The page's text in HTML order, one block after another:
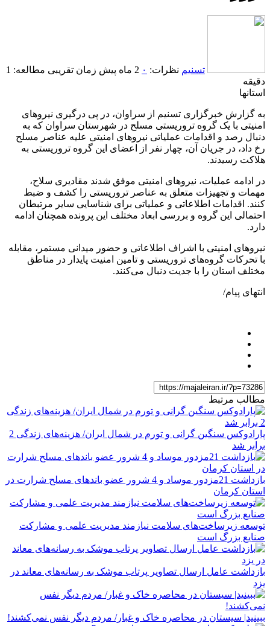
تسنیم نظرات: ۰ 2 ماه پیش
زمان تقریبی مطالعه: 1
دقیقه
استانها
به گزارش خبرگزاری تسنیم از سراوان، در پی درگیری نیروهای
امنیتی با یک گروه تروریستی مسلح در شهرستان سراوان که به
دنبال رصد و اقدامات عملیاتی نیروهای امنیتی علیه عناصر مسلح
رخ داد، در جریان آن، چهار نفر از اعضای این گروه تروریستی به
هلاکت رسیدند.
در ادامه عملیات، نیروهای امنیتی موفق شدند مقادیری سلاح،
مهمات و تجهیزات متعلق به عناصر تروریستی را کشف و ضبط
کنند. اقدامات اطلاعاتی و عملیاتی برای شناسایی سایر مرتبطان
احتمالی این گروه و بررسی ابعاد مختلف این پرونده همچنان ادامه
دارد.
نیروهای امنیتی با اشراف اطلاعاتی و حضور میدانی مستمر، مقابله
با تحرکات گروه‌های تروریستی و تامین امنیت پایدار در مناطق
مختلف استان را با جدیت دنبال می‌کنند.
انتهای پیام/
مطالب مرتبط
پارادوکس سنگین گرانی و تورم در شمال ایران/ هزینه‌های زندگی 2
برابر ‌شد
بازداشت 21مزدور موساد و 4 شرور عضو باندهای مسلح شرارت در
استان کرمان
توسعه زیرساخت‌های سلامت نیازمند مدیریت علمی و مشارکت
صنایع بزرگ است
بازداشت عامل ارسال تصاویر پرتاب موشک به رسانه‌های معاند در
یزد
ببینید| سیستان در ‌محاصره خاک و غبار/ مردم دیگر نفس نمی‌کشند!